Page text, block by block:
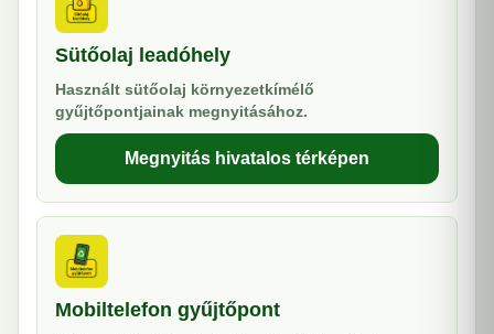
Sütőolaj leadóhely
Használt sütőolaj környezetkímélő
gyűjtőpontjainak megnyitásához.
Megnyitás hivatalos térképen
Mobiltelefon gyűjtőpont